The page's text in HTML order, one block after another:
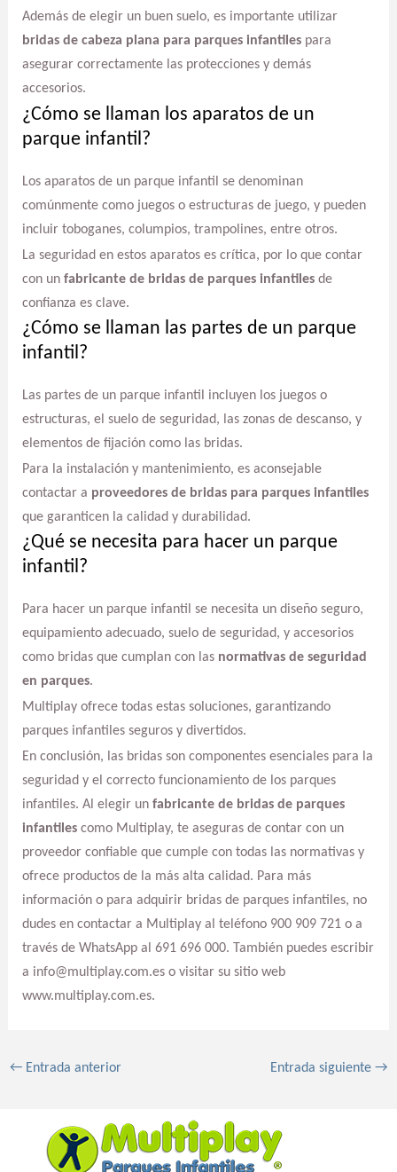
Además de elegir un buen suelo, es importante utilizar
bridas de cabeza plana para parques infantilespara
asegurar correctamente las protecciones y demás
accesorios.
¿Cómo se llaman los aparatos de un
parque infantil?
Los aparatos de un parque infantil se denominan
comúnmente como juegos o estructuras de juego, y pueden
incluir toboganes, columpios, trampolines, entre otros.
La seguridad en estos aparatos es crítica, por lo que contar
con un fabricante de bridas de parques infantilesde
confianza es clave.
¿Cómo se llaman las partes de un parque
infantil?
Las partes de un parque infantil incluyen los juegos o
estructuras, el suelo de seguridad, las zonas de descanso, y
elementos de fijación como las bridas.
Para la instalación y mantenimiento, es aconsejable
contactar a proveedores de bridas para parques infantiles
que garanticen la calidad y durabilidad.
¿Qué se necesita para hacer un parque
infantil?
Para hacer un parque infantil se necesita un diseño seguro,
equipamiento adecuado, suelo de seguridad, y accesorios
como bridas que cumplan con las normativas de seguridad
en parques.
Multiplay ofrece todas estas soluciones, garantizando
parques infantiles seguros y divertidos.
En conclusión, las bridas son componentes esenciales para la
seguridad y el correcto funcionamiento de los parques
infantiles. Al elegir un fabricante de bridas de parques
infantilescomo Multiplay, te aseguras de contar con un
proveedor confiable que cumple con todas las normativas y
ofrece productos de la más alta calidad. Para más
información o para adquirir bridas de parques infantiles, no
dudes en contactar a Multiplay al teléfono 900 909 721 o a
través de WhatsApp al 691 696 000. También puedes escribir
a info@multiplay.com.es o visitar su sitio web
www.multiplay.com.es.
←Entrada anterior Entrada siguiente→